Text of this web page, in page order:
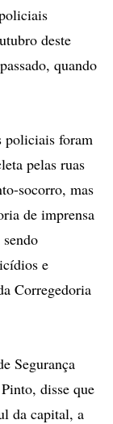
deste
quando
policiais foram
pelas ruas
socorro, mas
de imprensa
e
Corregedoria
Segurança
disse que
da capital, a